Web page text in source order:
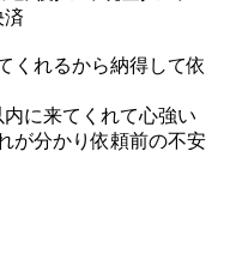
済
くれるから納得して依
に来てくれて心強い
が分かり依頼前の不安